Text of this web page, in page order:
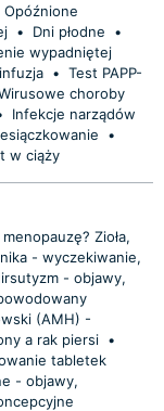
Opóźnione
• Dni płodne
•
wypadniętej
• Test PAPP-
choroby
Infekcje narządów
•
w ciąży
Zioła,
- wyczekiwanie,
- objawy,
(AMH) -
a rak piersi •
tabletek
- objawy,